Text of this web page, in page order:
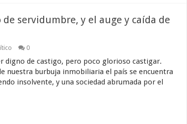
servidumbre, y el auge y caída de
0
digno de castigo, pero poco glorioso castigar.
nuestra burbuja inmobiliaria el país se encuentra
insolvente, y una sociedad abrumada por el